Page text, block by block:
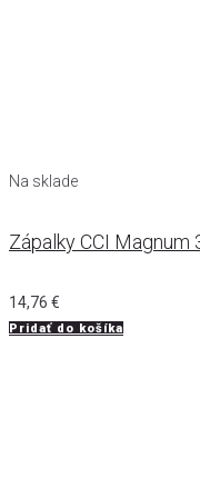
Na sklade
Zápalky CCI Magnum
14,76 €
Pridať do košíka